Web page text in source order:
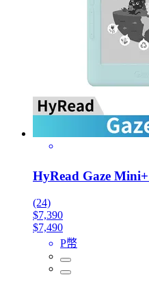
HyRead Gaze
(24)
$7,390
$7,490
P幣